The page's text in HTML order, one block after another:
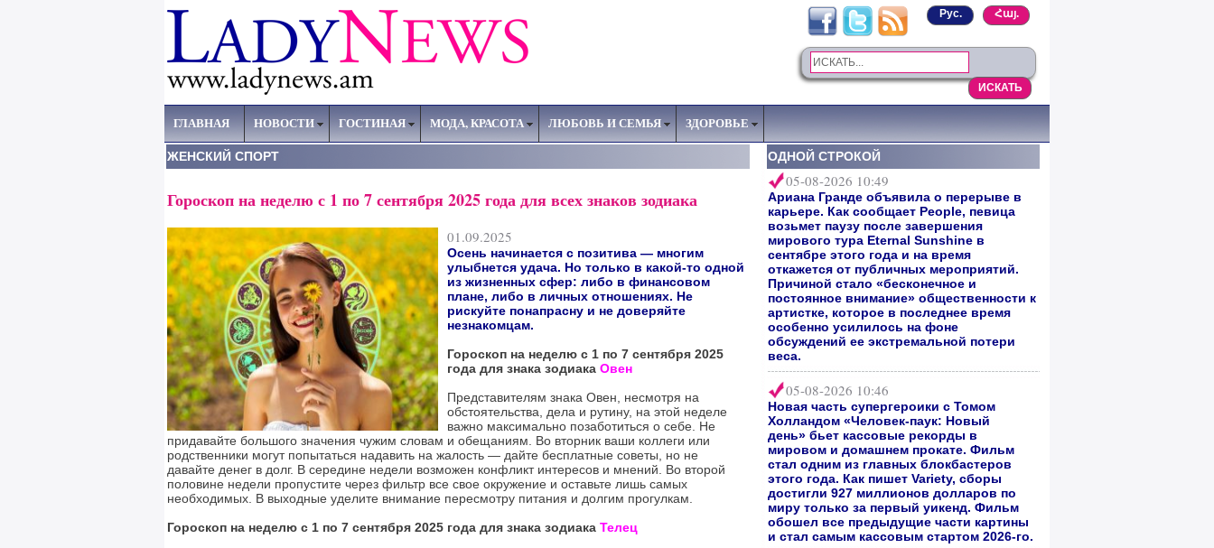
Հայ.
Рус.
ГЛАВНАЯ НОВОСТИ ГОСТИНАЯ МОДА, КРАСОТА ЛЮБОВЬ И СЕМЬЯ ЗДОРОВЬЕ
ЖЕНСКИЙ СПОРТ
Гороскоп на неделю с 1 по 7 сентября 2025 года для всех знаков зодиака
01.09.2025
Осень начинается с позитива — многим
улыбнется удача. Но только в какой-то одной
из жизненных сфер: либо в финансовом
плане, либо в личных отношениях. Не
рискуйте понапрасну и не доверяйте
незнакомцам.
Гороскоп на неделю с 1 по 7 сентября 2025
года для знака зодиака Овен
Представителям знака Овен, несмотря на
обстоятельства, дела и рутину, на этой неделе
важно максимально позаботиться о себе. Не
придавайте большого значения чужим словам и обещаниям. Во вторник ваши коллеги или
родственники могут попытаться надавить на жалость — дайте бесплатные советы, но не
давайте денег в долг. В середине недели возможен конфликт интересов и мнений. Во второй
половине недели пропустите через фильтр все свое окружение и оставьте лишь самых
необходимых. В выходные уделите внимание пересмотру питания и долгим прогулкам.
Гороскоп на неделю с 1 по 7 сентября 2025 года для знака зодиака Телец
ОДНОЙ СТРОКОЙ
05-08-2026 10:49
Ариана Гранде объявила о перерыве в
карьере. Как сообщает People, певица
возьмет паузу после завершения
мирового тура Eternal Sunshine в
сентябре этого года и на время
откажется от публичных мероприятий.
Причиной стало «бесконечное и
постоянное внимание» общественности к
артистке, которое в последнее время
особенно усилилось на фоне
обсуждений ее экстремальной потери
веса.
05-08-2026 10:46
Новая часть супергероики с Томом
Холландом «Человек-паук: Новый
день» бьет кассовые рекорды в
мировом и домашнем прокате. Фильм
стал одним из главных блокбастеров
этого года. Как пишет Variety, сборы
достигли 927 миллионов долларов по
миру только за первый уикенд. Фильм
обошел все предыдущие части картины
и стал самым кассовым стартом 2026-го.